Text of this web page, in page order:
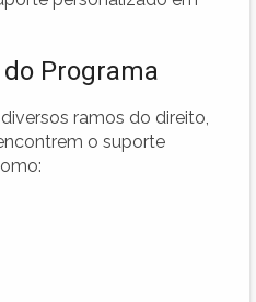
Programa
ramos do direito,
o suporte